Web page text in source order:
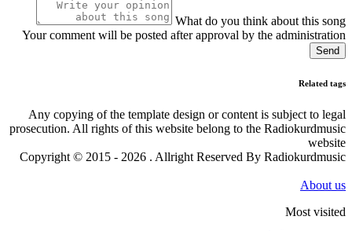
What do you think about this
Your comment will be posted after approval by the
Any copying of the template design or content is subject to
prosecution. All rights of this website belong to the
Copyright © 2015 - 2026 . Allright Reserved By
Most